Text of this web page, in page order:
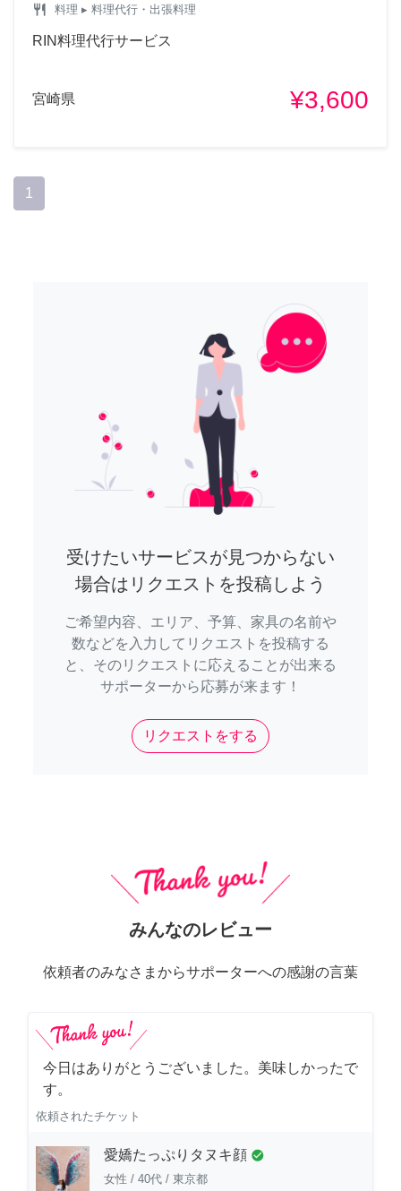
restaurant 料理 ▸ 料理代行・出張料理
RIN料理代行サービス
宮崎県 ¥3,600
1
受けたいサービスが見つからない
場合はリクエストを投稿しよう
ご希望内容、エリア、予算、家具の名前や
数などを入力してリクエストを投稿する
と、そのリクエストに応えることが出来る
サポーターから応募が来ます！
リクエストをする
みんなのレビュー
依頼者のみなさまからサポーターへの感謝の言葉
今日はありがとうございました。美味しかったで
す。
依頼されたチケット
愛嬌たっぷりタヌキ顔 check_circle
女性 / 40代 / 東京都